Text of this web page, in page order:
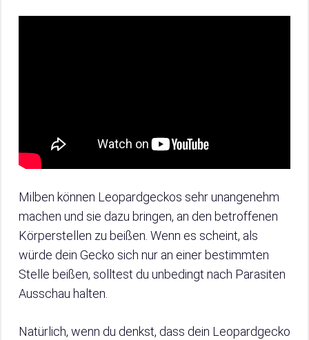
Milben können Leopardgeckos sehr unangenehm
machen und sie dazu bringen, an den betroffenen
Körperstellen zu beißen. Wenn es scheint, als
würde dein Gecko sich nur an einer bestimmten
Stelle beißen, solltest du unbedingt nach Parasiten
Ausschau halten.
Natürlich, wenn du denkst, dass dein Leopardgecko